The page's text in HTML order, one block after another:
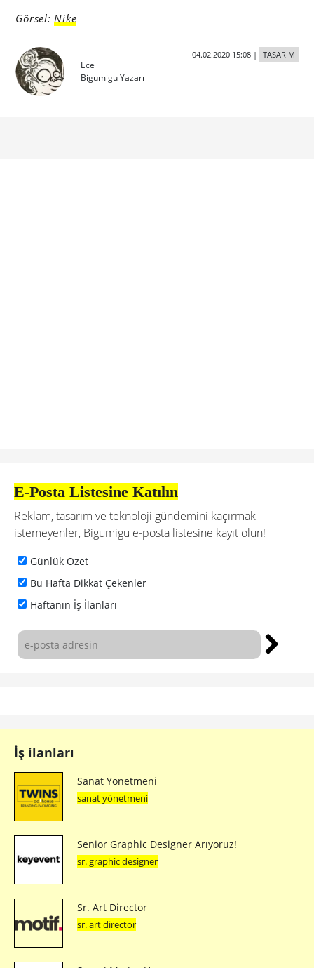
Görsel:Nike
Ece
Bigumigu Yazarı
04.02.2020 15:08| TASARIM
E-Posta Listesine Katılın
Reklam, tasarım ve teknoloji gündemini kaçırmak
istemeyenler, Bigumigu e-posta listesine kayıt olun!
Günlük Özet
Bu Hafta Dikkat Çekenler
Haftanın İş İlanları
İş ilanları
Sanat Yönetmeni
sanat yönetmeni
Senior Graphic Designer Arıyoruz!
sr. graphic designer
Sr. Art Director
sr. art director